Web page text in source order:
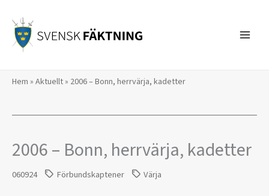
innehåll
Hem » Aktuellt» 2006 – Bonn, herrvärja, kadetter
2006 – Bonn, herrvärja, kadetter
060924 Förbundskaptener Värja